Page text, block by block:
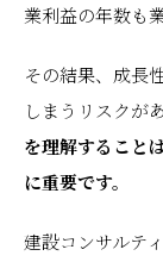
業利益の年数も
その結果、成長
しまうリスクが
を理解すること
に重要です。
建設コンサルテ